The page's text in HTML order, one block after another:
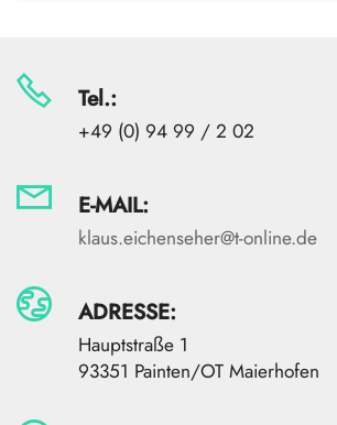
Tel.:
+49 (0) 94 99 / 2 02
E-MAIL:
klaus.eichenseher@t-online.de
ADRESSE:
Hauptstraße 1
93351 Painten/OT Maierhofen